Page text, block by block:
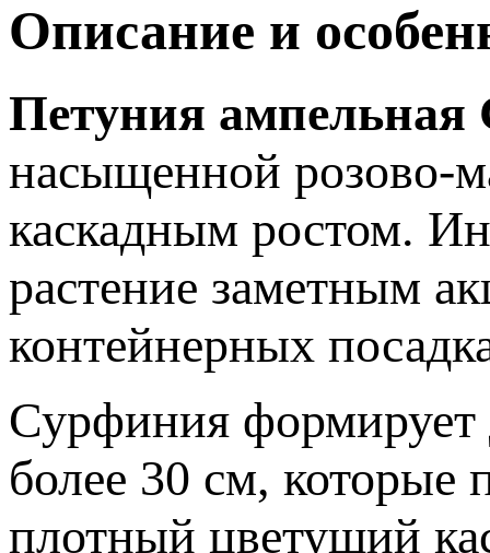
Описание и
Петуния
насыщенной розово-
каскадным ростом.
растение заметным
контейнерных
Сурфиния формирует
более 30 см, которые
плотный цветущий